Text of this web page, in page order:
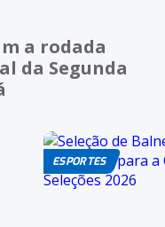
a rodada
da Segunda
ESPORTES